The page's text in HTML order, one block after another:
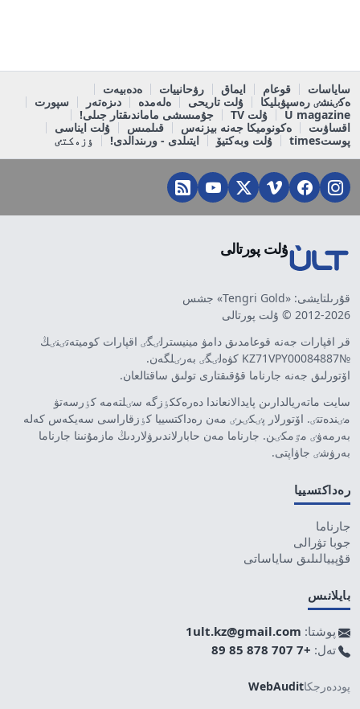
ساياسات قوعام ايماق رۋحانييات
ەدەبيەت
ەكٸنشٸ رەسپۋبليكا
ۇلت تاريحى ەلەمدە دىزەتەر
سپورت
U magazine
ۇلت TV
جۇمىسشى ماماندىقتار جىلى!
اقساۋىت
ەكونوميكا جەنە بيزنەس قىلمىس
ۇلت ايناسى
پوستtimes
ۇلت وبەكتيۆ ايتىلدى - ورىندالدى! ٶزەكتٸ
ۇلت پورتالى
قۇرىلتايشى: «Tengri Gold» جشس
2012-2026 © ۇلت پورتالى
قر اقپارات جەنە قوعامدىق دامۋ مينيسترلٸگٸ اقپارات كوميتەتٸنٸڭ
№KZ71VPY00084887 كۋەلٸگٸ بەرٸلگەن.
اۆتورلىق جەنە جارناما قۇقىقتارى تولىق ساقتالعان.
سايت ماتەريالدارىن پايدالانعاندا دەرەككٶزگە سٸلتەمە كٶرسەتۋ
مٸندەتتٸ. اۆتورلار پٸكٸرٸ مەن رەداكتسييا كٶزقاراسى سەيكەس كەلە
بەرمەۋٸ مٷمكٸن. جارناما مەن حابارلاندىرۋلاردىڭ مازمۇنىنا جارناما
بەرۋشٸ جاۋاپتى.
رەداكتسييا
جارناما
جوبا تۋرالى
قۇپييالىلىق ساياساتى
بايلانىس
پوشتا: 1ult.kz@gmail.com
تەل: +7 707 878 85 89
پوددەرجكاWebAudit